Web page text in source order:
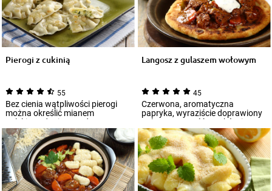
Pierogi z cukinią
55
Bez cienia wątpliwości pierogi
można określić mianem
polskiego dania narodowego.
Uwielbiają je ni...
Langosz z gulaszem wołowym
45
Czerwona, aromatyczna
papryka, wyraziście doprawiony
gulasz, mnogość smaków i
kolorów na talerzu...